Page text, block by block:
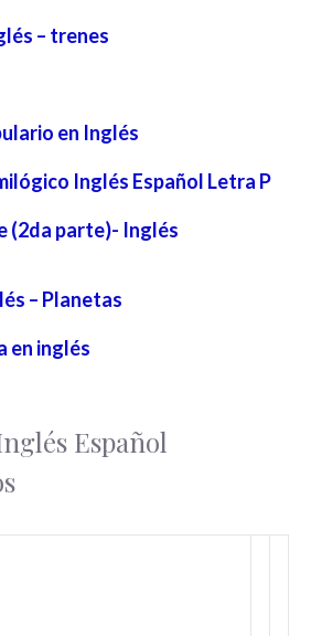
– trenes
en Inglés
Inglés Español Letra P
(2da parte)- Inglés
– Planetas
en inglés
Español